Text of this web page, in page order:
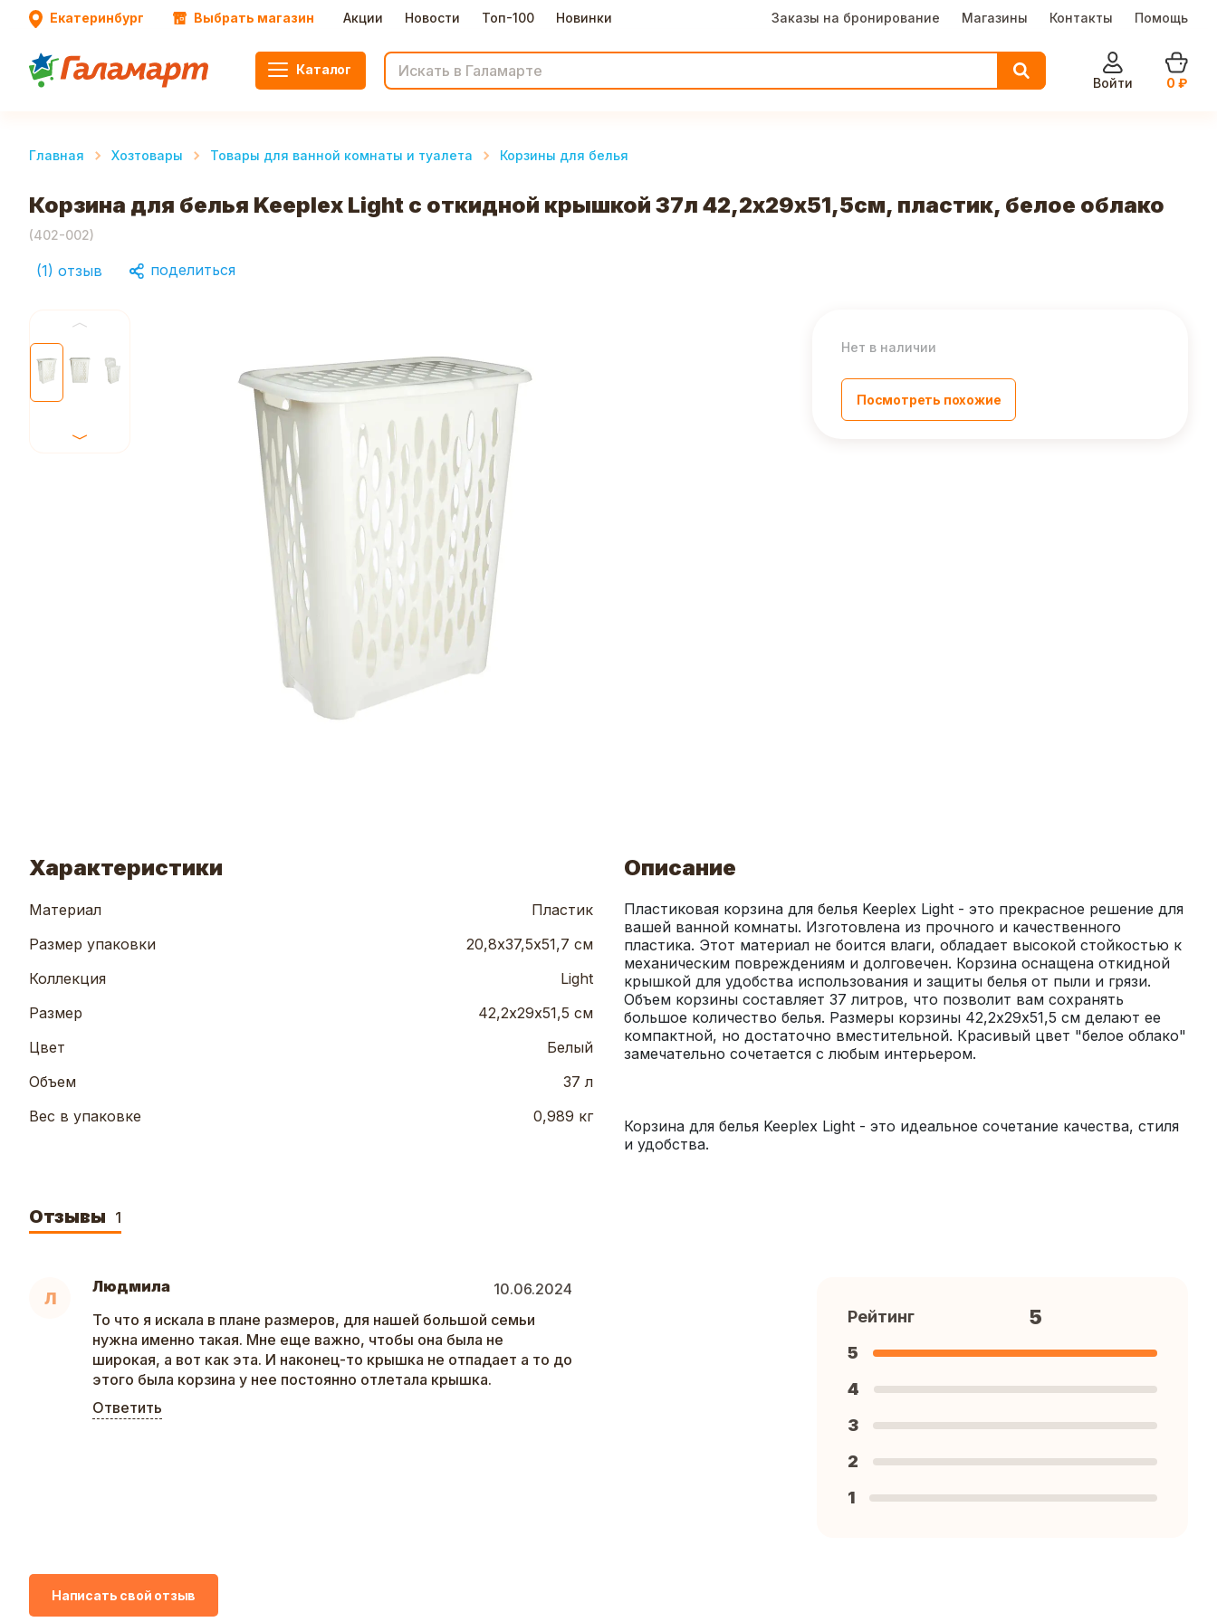
Екатеринбург Выбрать магазин Акции Новости Топ-100 Новинки Заказы на бронирование Магазины Контакты Помощь
Каталог
Войти
0 ₽
Главная Хозтовары Товары для ванной комнаты и туалета Корзины для белья
Корзина для белья Keeplex Light с откидной крышкой 37л 42,2х29х51,5см, пластик, белое облако
(402-002)
(1) отзыв поделиться
Нет в наличии
Посмотреть похожие
Характеристики
Материал
Пластик
Размер упаковки
20,8х37,5х51,7 см
Коллекция
Light
Размер
42,2х29х51,5 см
Цвет
Белый
Объем
37 л
Вес в упаковке
0,989 кг
Описание
Пластиковая корзина для белья Keeplex Light - это прекрасное решение для
вашей ванной комнаты. Изготовлена из прочного и качественного
пластика. Этот материал не боится влаги, обладает высокой стойкостью к
механическим повреждениям и долговечен. Корзина оснащена откидной
крышкой для удобства использования и защиты белья от пыли и грязи.
Объем корзины составляет 37 литров, что позволит вам сохранять
большое количество белья. Размеры корзины 42,2х29х51,5 см делают ее
компактной, но достаточно вместительной. Красивый цвет "белое облако"
Корзина для белья Keeplex Light - это идеальное сочетание качества, стиля
и удобства.
Отзывы 1
Л
Людмила
10.06.2024
То что я искала в плане размеров, для нашей большой семьи
нужна именно такая. Мне еще важно, чтобы она была не
широкая, а вот как эта. И наконец-то крышка не отпадает а то до
этого была корзина у нее постоянно отлетала крышка.
Ответить
Рейтинг 5
5
4
3
2
1
Написать свой отзыв